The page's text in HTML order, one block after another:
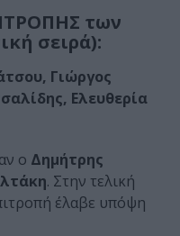
των
σειρά):
Γιώργος
Ελευθερία
ο Δημήτρης
. Στην τελική
έλαβε υπόψη